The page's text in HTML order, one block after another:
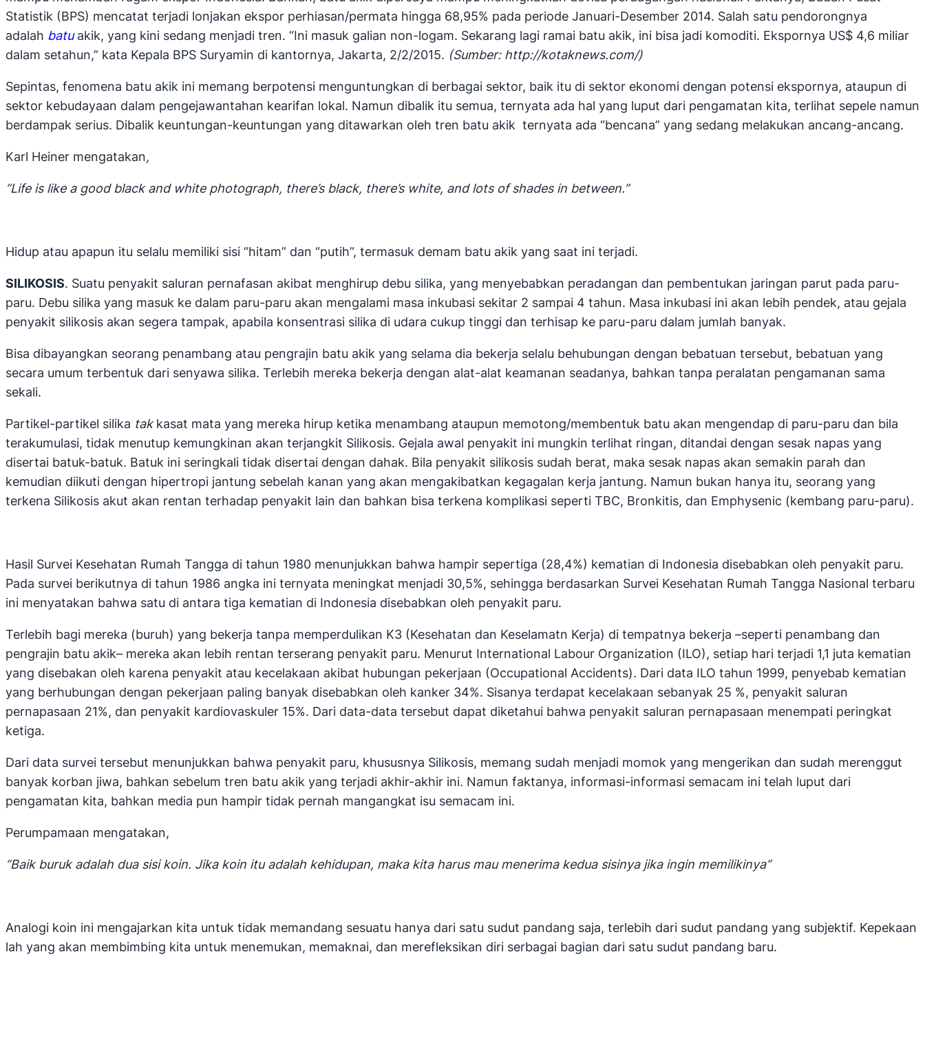
Statistik (BPS) mencatat terjadi lonjakan ekspor perhiasan/permata hingga 68,95% pada periode Januari-Desember 2014. Salah satu pendorongnya
adalah batuakik, yang kini sedang menjadi tren. “Ini masuk galian non-logam. Sekarang lagi ramai batu akik, ini bisa jadi komoditi. Ekspornya US$ 4,6 miliar
dalam setahun,” kata Kepala BPS Suryamin di kantornya, Jakarta, 2/2/2015. (Sumber: http://kotaknews.com/)
Sepintas, fenomena batu akik ini memang berpotensi menguntungkan di berbagai sektor, baik itu di sektor ekonomi dengan potensi ekspornya, ataupun di
sektor kebudayaan dalam pengejawantahan kearifan lokal. Namun dibalik itu semua, ternyata ada hal yang luput dari pengamatan kita, terlihat sepele namun
berdampak serius. Dibalik keuntungan-keuntungan yang ditawarkan oleh tren batu akik ternyata ada “bencana” yang sedang melakukan ancang-ancang.
Karl Heiner mengatakan,
“Life is like a good black and white photograph, there’s black, there’s white, and lots of shades in between.”
Hidup atau apapun itu selalu memiliki sisi “hitam” dan “putih”, termasuk demam batu akik yang saat ini terjadi.
SILIKOSIS. Suatu penyakit saluran pernafasan akibat menghirup debu silika, yang menyebabkan peradangan dan pembentukan jaringan parut pada paru-
paru. Debu silika yang masuk ke dalam paru-paru akan mengalami masa inkubasi sekitar 2 sampai 4 tahun. Masa inkubasi ini akan lebih pendek, atau gejala
penyakit silikosis akan segera tampak, apabila konsentrasi silika di udara cukup tinggi dan terhisap ke paru-paru dalam jumlah banyak.
Bisa dibayangkan seorang penambang atau pengrajin batu akik yang selama dia bekerja selalu behubungan dengan bebatuan tersebut, bebatuan yang
secara umum terbentuk dari senyawa silika. Terlebih mereka bekerja dengan alat-alat keamanan seadanya, bahkan tanpa peralatan pengamanan sama
sekali.
Partikel-partikel silika takkasat mata yang mereka hirup ketika menambang ataupun memotong/membentuk batu akan mengendap di paru-paru dan bila
terakumulasi, tidak menutup kemungkinan akan terjangkit Silikosis. Gejala awal penyakit ini mungkin terlihat ringan, ditandai dengan sesak napas yang
disertai batuk-batuk. Batuk ini seringkali tidak disertai dengan dahak. Bila penyakit silikosis sudah berat, maka sesak napas akan semakin parah dan
kemudian diikuti dengan hipertropi jantung sebelah kanan yang akan mengakibatkan kegagalan kerja jantung. Namun bukan hanya itu, seorang yang
terkena Silikosis akut akan rentan terhadap penyakit lain dan bahkan bisa terkena komplikasi seperti TBC, Bronkitis, dan Emphysenic (kembang paru-paru).
Hasil Survei Kesehatan Rumah Tangga di tahun 1980 menunjukkan bahwa hampir sepertiga (28,4%) kematian di Indonesia disebabkan oleh penyakit paru.
Pada survei berikutnya di tahun 1986 angka ini ternyata meningkat menjadi 30,5%, sehingga berdasarkan Survei Kesehatan Rumah Tangga Nasional terbaru
ini menyatakan bahwa satu di antara tiga kematian di Indonesia disebabkan oleh penyakit paru.
Terlebih bagi mereka (buruh) yang bekerja tanpa memperdulikan K3 (Kesehatan dan Keselamatn Kerja) di tempatnya bekerja –seperti penambang dan
pengrajin batu akik– mereka akan lebih rentan terserang penyakit paru. Menurut International Labour Organization (ILO), setiap hari terjadi 1,1 juta kematian
yang disebakan oleh karena penyakit atau kecelakaan akibat hubungan pekerjaan (Occupational Accidents). Dari data ILO tahun 1999, penyebab kematian
yang berhubungan dengan pekerjaan paling banyak disebabkan oleh kanker 34%. Sisanya terdapat kecelakaan sebanyak 25 %, penyakit saluran
pernapasaan 21%, dan penyakit kardiovaskuler 15%. Dari data-data tersebut dapat diketahui bahwa penyakit saluran pernapasaan menempati peringkat
ketiga.
Dari data survei tersebut menunjukkan bahwa penyakit paru, khususnya Silikosis, memang sudah menjadi momok yang mengerikan dan sudah merenggut
banyak korban jiwa, bahkan sebelum tren batu akik yang terjadi akhir-akhir ini. Namun faktanya, informasi-informasi semacam ini telah luput dari
pengamatan kita, bahkan media pun hampir tidak pernah mangangkat isu semacam ini.
Perumpamaan mengatakan,
“Baik buruk adalah dua sisi koin. Jika koin itu adalah kehidupan, maka kita harus mau menerima kedua sisinya jika ingin memilikinya”
Analogi koin ini mengajarkan kita untuk tidak memandang sesuatu hanya dari satu sudut pandang saja, terlebih dari sudut pandang yang subjektif. Kepekaan
lah yang akan membimbing kita untuk menemukan, memaknai, dan merefleksikan diri serbagai bagian dari satu sudut pandang baru.